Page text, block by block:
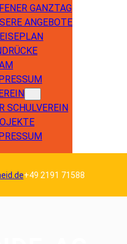
GANZTAG
ANGEBOTE
SCHULVEREIN
+49 2191 71588